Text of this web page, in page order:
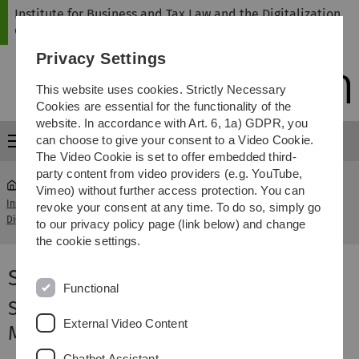
Skip
Skip
Skip
Skip
Institute for Business and Tax Law and the Digitalization
of Law
Menu
Institute for Business and Tax Law and the
Digitalization of Law
...
SS
SS 2025
Seminar für Bachelor- und
Masterstudierende
Privacy Settings
This website uses cookies. Strictly Necessary
Cookies are essential for the functionality of the
website. In accordance with Art. 6, 1a) GDPR, you
can choose to give your consent to a Video Cookie.
The Video Cookie is set to offer embedded third-
party content from video providers (e.g. YouTube,
Vimeo) without further access protection. You can
revoke your consent at any time. To do so, simply go
to our privacy policy page (link below) and change
the cookie settings.
Functional
External Video Content